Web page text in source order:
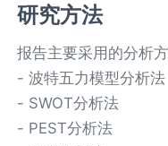
研究方法
报告主要采用的分析
- 波特五力模型分析法
- SWOT分析法
- PEST分析法